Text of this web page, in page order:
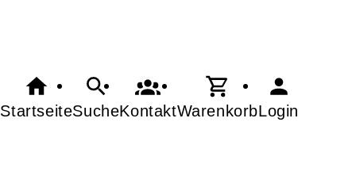
StartseiteSucheKontaktWarenkorbLogin